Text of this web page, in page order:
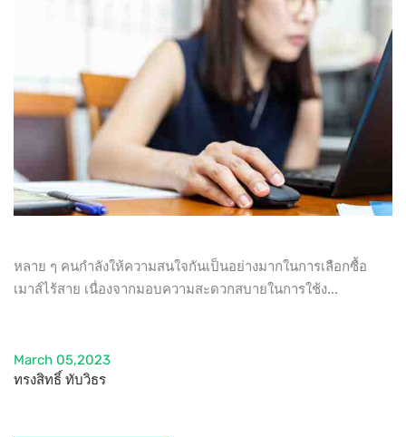
หลาย ๆ คนกำลังให้ความสนใจกันเป็นอย่างมากในการเลือกซื้อ
เมาส์ไร้สาย เนื่องจากมอบความสะดวกสบายในการใช้ง...
March 05,2023
ทรงสิทธิ์ ทับวิธร